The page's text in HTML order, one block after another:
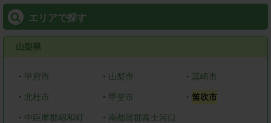
エリアで探す
山梨県
・ 甲府市 ・ 山梨市 ・ 韮崎市
・ 北杜市 ・ 甲斐市 ・笛吹市
・ 中巨摩郡昭和町 ・ 南都留郡富士河口